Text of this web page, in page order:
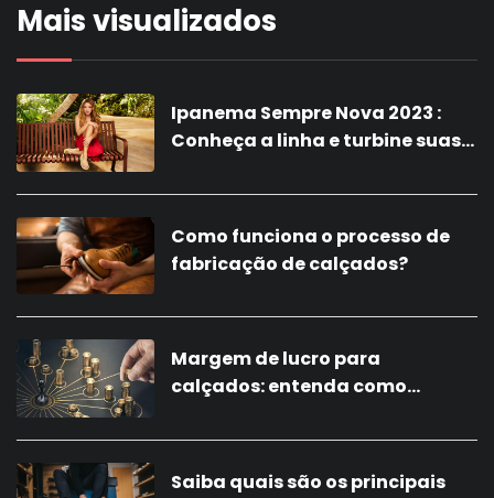
Mais visualizados
Ipanema Sempre Nova 2023 :
Conheça a linha e turbine suas
Como funciona o processo de
fabricação de calçados?
Margem de lucro para
calçados: entenda como
Saiba quais são os principais